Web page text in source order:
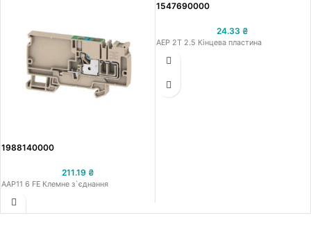
1988140000
211.19 ₴
AAP11 6 FE Клемне з`єднання
1547690000
24.33 ₴
AEP 2T 2.5 Кінцева пластина